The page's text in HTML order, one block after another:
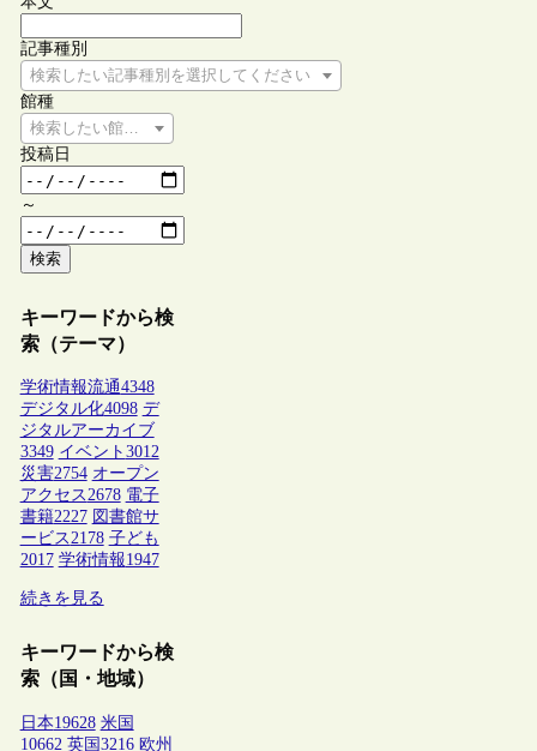
記事種別
検索したい記事種別を選択してください
館種
検索したい館種を選択してください
投稿日
～
検索
キーワードから検
索（テーマ）
学術情報流通4348
デジタル化4098 デ
ジタルアーカイブ
3349 イベント 3012
災害2754 オープン
アクセス2678 電子
書籍2227 図書館サ
ービス2178 子ども
2017 学術情報1947
続きを見る
キーワードから検
索（国・地域）
日本19628 米国
10662 英国3216 欧州